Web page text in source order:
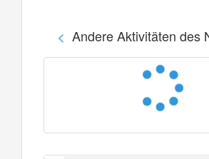
Andere Aktivitäten des